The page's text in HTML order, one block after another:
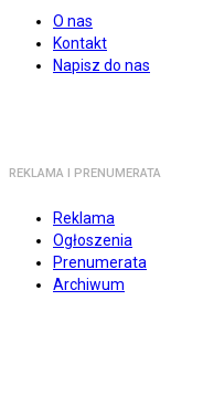
O nas
Kontakt
Napisz do nas
REKLAMA I PRENUMERATA
Reklama
Ogłoszenia
Prenumerata
Archiwum